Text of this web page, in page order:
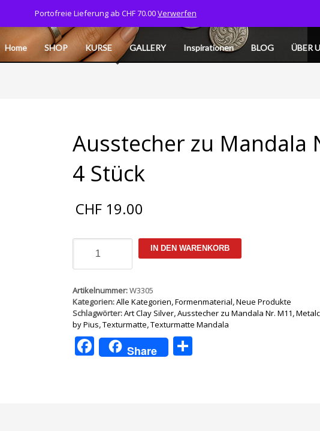
Tel: 077 532 06 40 CART MY ACCOUNT
Home SHOP KURSE GALLERY Inspirationen BLOG ÜBER
Ausstecher zu Mandala
4 Stück
CHF 19.00
M11/
4
Stück
Menge
IN DEN WARENKORB
Artikelnummer:W3305
Kategorien:Alle Kategorien,Formenmaterial,Neue Produkte
Schlagwörter:Art Clay Silver,Ausstecher zu Mandala Nr. M11,
by Pius,Texturmatte,Texturmatte Mandala
Facebook
Share
Portofreie Lieferung ab CHF 70.00Verwerfen